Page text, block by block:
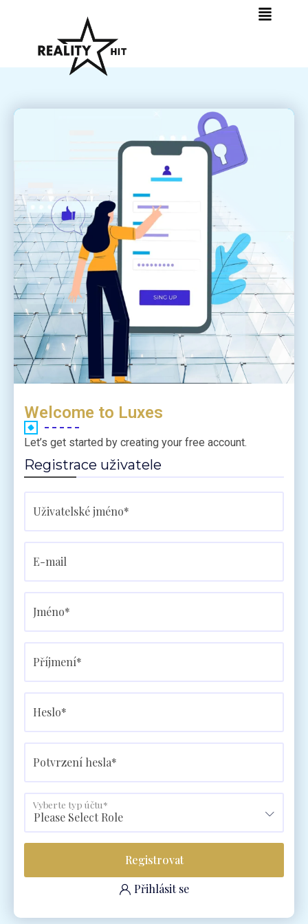
Welcome to Luxes
Let’s get started by creating your free account.
Registrace uživatele
Uživatelské jméno*
E-mail
Jméno*
Příjmení*
Heslo*
Potvrzení hesla*
Please Select Role
Vyberte typ účtu*
Přihlásit se